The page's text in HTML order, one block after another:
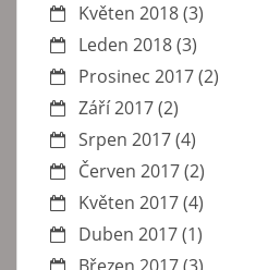
Květen 2018(3)
Leden 2018(3)
Prosinec 2017(2)
Září 2017(2)
Srpen 2017(4)
Červen 2017(2)
Květen 2017(4)
Duben 2017(1)